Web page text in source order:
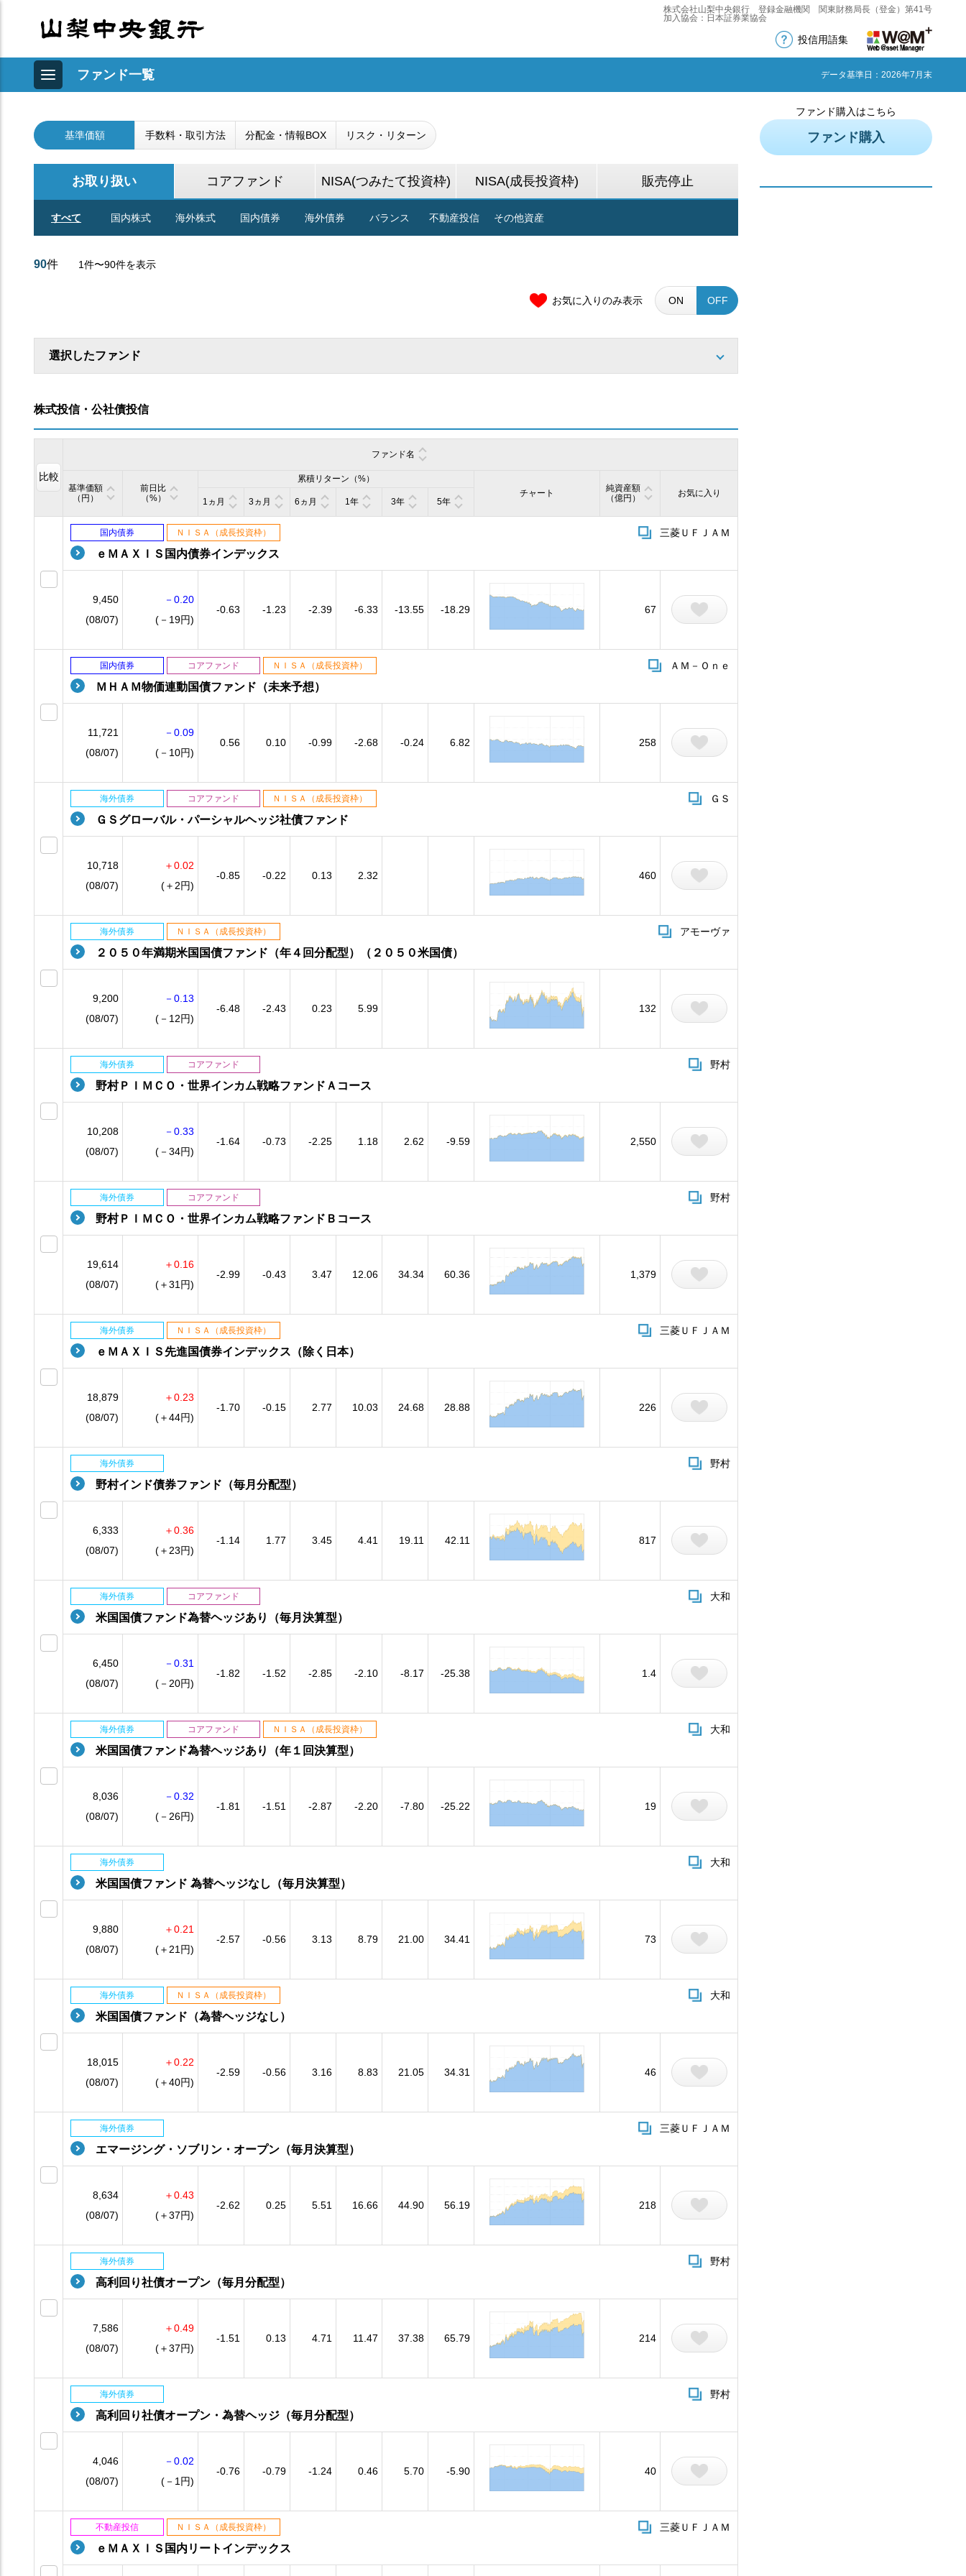
株式会社山梨中央銀行 登録金融機関 関東財務局長（登金）第41号
加入協会：日本証券業協会
投信用語集
ファンド一覧 データ基準日：2026年7月末
基準価額 手数料・取引方法 分配金・情報BOX リスク・リターン
お取り扱い コアファンド NISA(つみたて投資枠) NISA(成長投資枠) 販売停止
すべて 国内株式 海外株式 国内債券 海外債券 バランス 不動産投信 その他資産
90件 1件〜90件を表示
お気に入りのみ表示 ON OFF
選択したファンド
株式投信・公社債投信
比較
ファンド名
基準価額
（円）
前日比
（%）
累積リターン（%）
チャート
純資産額
（億円）
お気に入り
1ヵ月
3ヵ月 6ヵ月 1年 3年 5年
国内債券 ＮＩＳＡ（成長投資枠） 三菱ＵＦＪＡＭ
ｅＭＡＸＩＳ国内債券インデックス
9,450
(08/07)
－0.20
(－19円)
-0.63 -1.23 -2.39 -6.33 -13.55 -18.29 67
国内債券 コアファンド ＮＩＳＡ（成長投資枠） ＡＭ－Ｏｎｅ
ＭＨＡＭ物価連動国債ファンド（未来予想）
11,721
(08/07)
－0.09
(－10円)
0.56 0.10 -0.99 -2.68 -0.24 6.82 258
海外債券 コアファンド ＮＩＳＡ（成長投資枠） ＧＳ
ＧＳグローバル・パーシャルヘッジ社債ファンド
10,718
(08/07)
＋0.02
(＋2円)
-0.85 -0.22 0.13 2.32 460
海外債券 ＮＩＳＡ（成長投資枠） アモーヴァ
２０５０年満期米国国債ファンド（年４回分配型）（２０５０米国債）
9,200
(08/07)
－0.13
(－12円)
-6.48 -2.43 0.23 5.99 132
海外債券 コアファンド 野村
野村ＰＩＭＣＯ・世界インカム戦略ファンドＡコース
10,208
(08/07)
－0.33
(－34円)
-1.64 -0.73 -2.25 1.18 2.62 -9.59 2,550
海外債券 コアファンド 野村
野村ＰＩＭＣＯ・世界インカム戦略ファンドＢコース
19,614
(08/07)
＋0.16
(＋31円)
-2.99 -0.43 3.47 12.06 34.34 60.36 1,379
海外債券 ＮＩＳＡ（成長投資枠） 三菱ＵＦＪＡＭ
ｅＭＡＸＩＳ先進国債券インデックス（除く日本）
18,879
(08/07)
＋0.23
(＋44円)
-1.70 -0.15 2.77 10.03 24.68 28.88 226
海外債券 野村
野村インド債券ファンド（毎月分配型）
6,333
(08/07)
＋0.36
(＋23円)
-1.14 1.77 3.45 4.41 19.11 42.11 817
海外債券 コアファンド 大和
米国国債ファンド為替ヘッジあり（毎月決算型）
6,450
(08/07)
－0.31
(－20円)
-1.82 -1.52 -2.85 -2.10 -8.17 -25.38 1.4
海外債券 コアファンド ＮＩＳＡ（成長投資枠） 大和
米国国債ファンド為替ヘッジあり（年１回決算型）
8,036
(08/07)
－0.32
(－26円)
-1.81 -1.51 -2.87 -2.20 -7.80 -25.22 19
海外債券 大和
米国国債ファンド 為替ヘッジなし（毎月決算型）
9,880
(08/07)
＋0.21
(＋21円)
-2.57 -0.56 3.13 8.79 21.00 34.41 73
海外債券 ＮＩＳＡ（成長投資枠） 大和
米国国債ファンド（為替ヘッジなし）
18,015
(08/07)
＋0.22
(＋40円)
-2.59 -0.56 3.16 8.83 21.05 34.31 46
海外債券 三菱ＵＦＪＡＭ
エマージング・ソブリン・オープン（毎月決算型）
8,634
(08/07)
＋0.43
(＋37円)
-2.62 0.25 5.51 16.66 44.90 56.19 218
海外債券 野村
高利回り社債オープン（毎月分配型）
7,586
(08/07)
＋0.49
(＋37円)
-1.51 0.13 4.71 11.47 37.38 65.79 214
海外債券 野村
高利回り社債オープン・為替ヘッジ（毎月分配型）
4,046
(08/07)
－0.02
(－1円)
-0.76 -0.79 -1.24 0.46 5.70 -5.90 40
不動産投信 ＮＩＳＡ（成長投資枠） 三菱ＵＦＪＡＭ
ｅＭＡＸＩＳ国内リートインデックス
ファンド購入はこちら
ファンド購入